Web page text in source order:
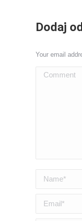
Dodaj
Your email
Comment
Name *
Email *